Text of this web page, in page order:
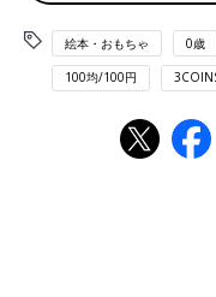
ンを1本ずつお片づけを
ってそのまま放置…なん
スにざっくり収納する
ヨンのお片づけが格段
こは取り外して使ってい
絵本・おもちゃ 0歳
100均/100円